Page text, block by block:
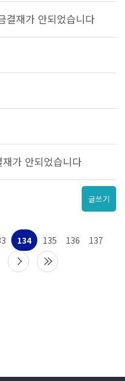
결재가 안되었습니다
가 안되었습니다
글쓰기
134 135 136
137